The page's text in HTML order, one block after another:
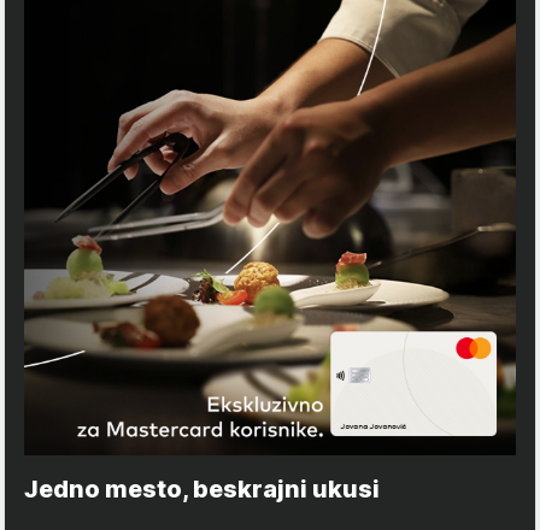
Jedno mesto, beskrajni ukusi